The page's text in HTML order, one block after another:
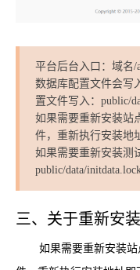
平台后台入口：域名/
数据库配置文件会写
置文件写入：public/
如果需要重新安装站
件，重新执行安装地
如果需要重新安装测
public/data/
三、关于重新安装
如果需要重新安装